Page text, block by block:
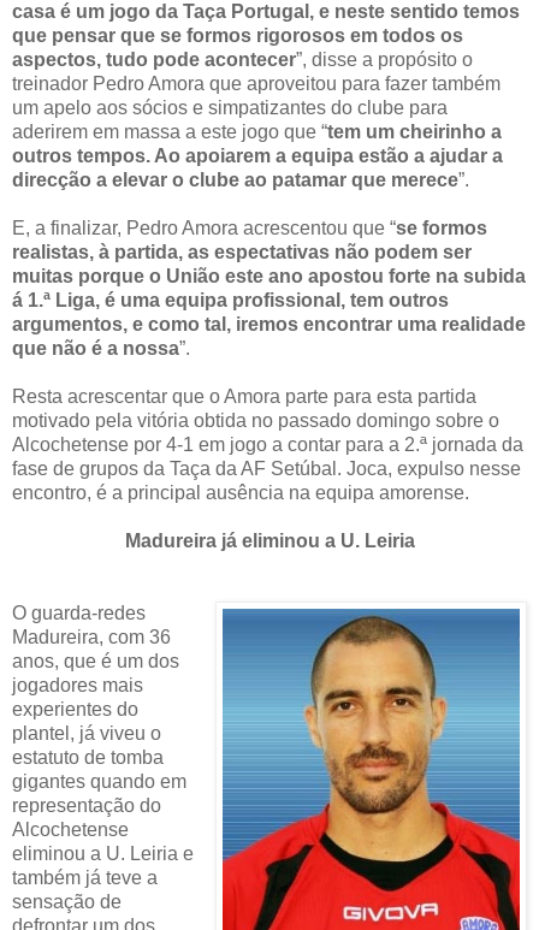
casa é um jogo da Taça Portugal, e neste sentido temos
que pensar que se formos rigorosos em todos os
aspectos, tudo pode acontecer”, disse a propósito o
treinador Pedro Amora que aproveitou para fazer também
um apelo aos sócios e simpatizantes do clube para
aderirem em massa a este jogo que “tem um cheirinho a
outros tempos. Ao apoiarem a equipa estão a ajudar a
direcção a elevar o clube ao patamar que merece”.
E, a finalizar, Pedro Amora acrescentou que “se formos
realistas, à partida, as espectativas não podem ser
muitas porque o União este ano apostou forte na subida
á 1.ª Liga, é uma equipa profissional, tem outros
argumentos, e como tal, iremos encontrar uma realidade
que não é a nossa”.
Resta acrescentar que o Amora parte para esta partida
motivado pela vitória obtida no passado domingo sobre o
Alcochetense por 4-1 em jogo a contar para a 2.ª jornada da
fase de grupos da Taça da AF Setúbal. Joca, expulso nesse
encontro, é a principal ausência na equipa amorense.
Madureira já eliminou a U. Leiria
O guarda-redes
Madureira, com 36
anos, que é um dos
jogadores mais
experientes do
plantel, já viveu o
estatuto de tomba
gigantes quando em
representação do
Alcochetense
eliminou a U. Leiria e
também já teve a
sensação de